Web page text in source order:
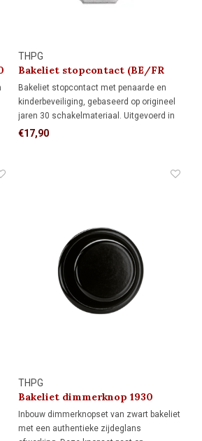
THPG
Bakeliet stopcontact (BE/FR
kindveilig) 1930
Bakeliet stopcontact met penaarde en
kinderbeveiliging, gebaseerd op origineel
jaren 30 schakelmateriaal. Uitgevoerd in
zwart bakeliet en geschikt voor standaard
€17,90
THPG
Bakeliet dimmerknop 1930
Inbouw dimmerknopset van zwart bakeliet
met een authentieke zijdeglans